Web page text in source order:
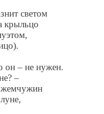
светом
крыльцо
– не нужен.
–